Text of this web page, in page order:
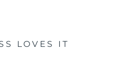
LOVES IT